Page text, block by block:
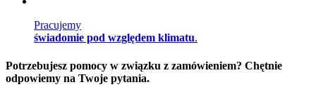
Pracujemy
świadomie pod względem klimatu.
Potrzebujesz pomocy w związku z zamówieniem? Chętnie
odpowiemy na Twoje pytania.